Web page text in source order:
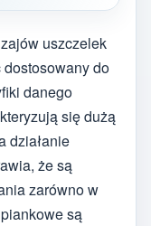
uszczelek
do
danego
się dużą
działanie
że są
zarówno w
są